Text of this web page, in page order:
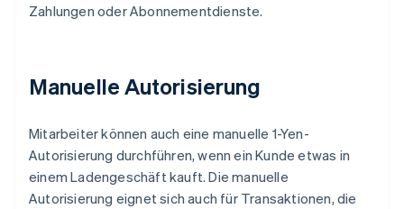
Zahlungen oder Abonnementdienste.
Manuelle Autorisierung
Mitarbeiter können auch eine manuelle 1-Yen-
Autorisierung durchführen, wenn ein Kunde etwas in
einem Ladengeschäft kauft. Die manuelle
Autorisierung eignet sich auch für Transaktionen, die